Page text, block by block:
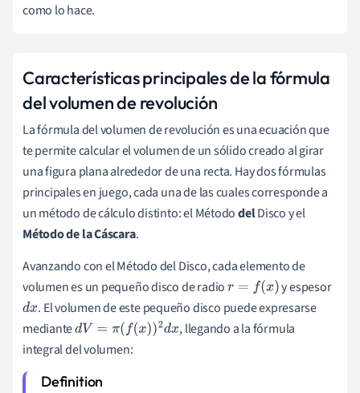
como lo hace.
Características principales de la fórmula
del volumen de revolución
La fórmula del volumen de revolución es una ecuación que
te permite calcular el volumen de un sólido creado al girar
una figura plana alrededor de una recta. Hay dos fórmulas
principales en juego, cada una de las cuales corresponde a
un método de cálculo distinto: el MétododelDisco y el
Método de la Cáscara.
Avanzando con el Método del Disco, cada elemento de
volumen es un pequeño disco de radior= f(x )
y espesor
dx . El volumen de este pequeño disco puede expresarse
mediantedV= π(f (x))2dx
, llegando a la fórmula
integral del volumen: